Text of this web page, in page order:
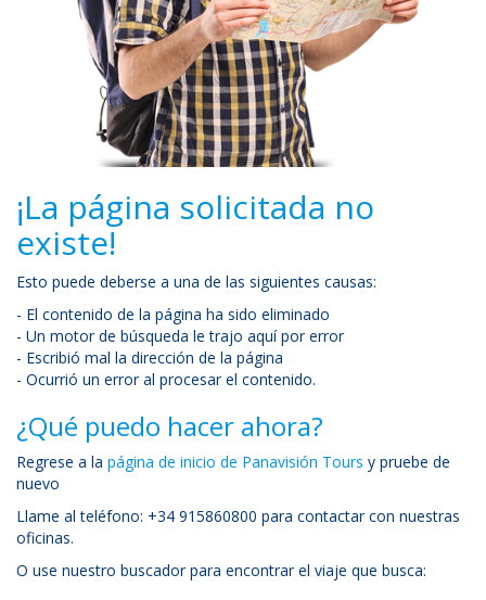
¡La página solicitada no
existe!
Esto puede deberse a una de las siguientes causas:
- El contenido de la página ha sido eliminado
- Un motor de búsqueda le trajo aquí por error
- Escribió mal la dirección de la página
- Ocurrió un error al procesar el contenido.
¿Qué puedo hacer ahora?
Regrese a la página de inicio de Panavisión Tours y pruebe de
nuevo
Llame al teléfono: +34 915860800 para contactar con nuestras
oficinas.
O use nuestro buscador para encontrar el viaje que busca: